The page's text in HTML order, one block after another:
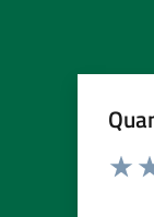
Rating: